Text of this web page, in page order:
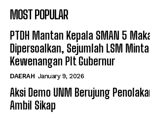
MOST POPULAR
PTDH Mantan Kepala SMAN 5
Dipersoalkan, Sejumlah LSM
Kewenangan Plt Gubernur
DAERAH January 9, 2026
Aksi Demo UNM Berujung
Ambil Sikap